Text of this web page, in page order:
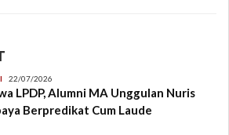
22/07/2026
LPDP, Alumni MA Unggulan Nuris
Berpredikat Cum Laude